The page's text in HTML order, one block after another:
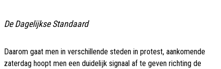
De Dagelijkse Standaard
Daarom gaat men in verschillende steden in protest, aankomende
zaterdag hoopt men een duidelijk signaal af te geven richting de